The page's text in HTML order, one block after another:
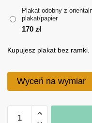
Plakat odobny z
plakat/papier
170 zł
Kupujesz plakat bez ramki.
Wyceń na wymiar